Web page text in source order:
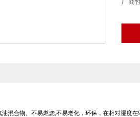
混合物、不易燃烧,不易老化，环保，在相对湿度